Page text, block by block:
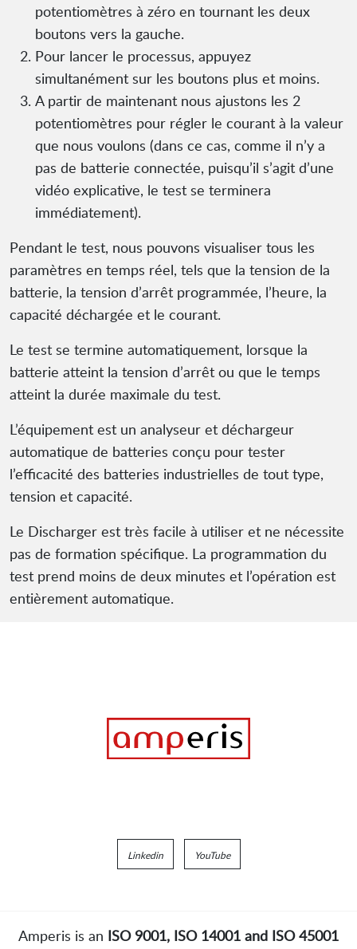
potentiomètres à zéro en tournant les deux
boutons vers la gauche.
Pour lancer le processus, appuyez
simultanément sur les boutons plus et moins.
A partir de maintenant nous ajustons les 2
potentiomètres pour régler le courant à la valeur
que nous voulons (dans ce cas, comme il n’y a
pas de batterie connectée, puisqu’il s’agit d’une
vidéo explicative, le test se terminera
immédiatement).
Pendant le test, nous pouvons visualiser tous les
paramètres en temps réel, tels que la tension de la
batterie, la tension d’arrêt programmée, l’heure, la
capacité déchargée et le courant.
Le test se termine automatiquement, lorsque la
batterie atteint la tension d’arrêt ou que le temps
atteint la durée maximale du test.
L’équipement est un analyseur et déchargeur
automatique de batteries conçu pour tester
l’efficacité des batteries industrielles de tout type,
tension et capacité.
Le Discharger est très facile à utiliser et ne nécessite
pas de formation spécifique. La programmation du
test prend moins de deux minutes et l’opération est
entièrement automatique.
Linkedin YouTube
Amperis is an ISO 9001, ISO 14001 and ISO 45001